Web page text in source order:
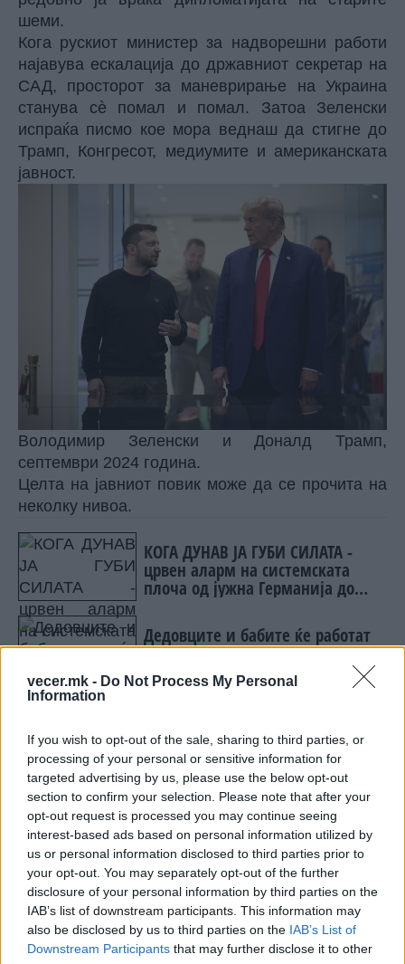
vecer.mk - Do Not Process My Personal
Information
If you wish to opt-out of the sale, sharing to third parties, or
processing of your personal or sensitive information for
targeted advertising by us, please use the below opt-out
section to confirm your selection. Please note that after your
opt-out request is processed you may continue seeing
interest-based ads based on personal information utilized by
us or personal information disclosed to third parties prior to
your opt-out. You may separately opt-out of the further
disclosure of your personal information by third parties on the
IAB’s list of downstream participants. This information may
also be disclosed by us to third parties on the IAB’s List of
Downstream Participants that may further disclose it to other
шеми.
Кога рускиот министер за надворешни работи
најавува ескалација до државниот секретар на
САД, просторот за маневрирање на Украина
станува сè помал и помал. Затоа Зеленски
испраќа писмо кое мора веднаш да стигне до
Трамп, Конгресот, медиумите и американската
јавност.
Володимир Зеленски и Доналд Трамп,
септември 2024 година.
Целта на јавниот повик може да се прочита на
неколку нивоа.
КОГА ДУНАВ ЈА ГУБИ СИЛАТА -
црвен аларм на системската
плоча од јужна Германија до
Дедовците и бабите ќе работат
пет-шест години подоцна затоа
што НЕМААТ ВНУЦИ ДА ГИ
ЗАМЕНАТ
итно ѝ се потребни пресретнувачи.
Најновиот руски напад, во кој беа соборени 11
од 30 балистички ракети, покажува дека
заштитата на големите градови останува
делумна и кревка.
Второтониво е политичкиот притисок врз
Трамп, бидејќи јавното барање тешко поминува
без последици во американскиот (и
поширокиот) политички простор.
Третотониво се однесува на подготовката на
теренот. Доколку Русија навистина ги засили